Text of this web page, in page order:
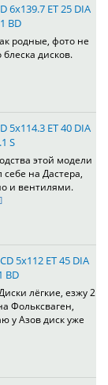
6x139.7 ET 25 DIA
BD
родные, фото не
блеска дисков.
5x114.3 ET 40 DIA
S
этой модели
себе на Дастера,
и вентилями.
5x112 ET 45 DIA
BD
лёгкие, езжу 2
Фольксваген,
у Азов диск уже